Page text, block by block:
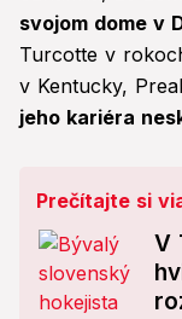
svojom dome v
Turcotte v
v Kentucky,
jeho kariéra
Prečítajte si
V